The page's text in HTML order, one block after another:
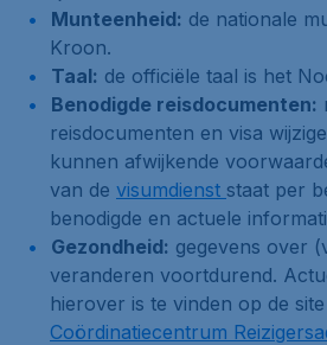
Munteenheid: de nationale
Kroon.
Taal: de officiële taal is het
Benodigde reisdocumenten:
reisdocumenten en visa
kunnen afwijkende
van de visumdienst staat per
benodigde en actuele
Gezondheid: gegevens over
veranderen voortdurend.
hierover is te vinden op de site
Coördinatiecentrum